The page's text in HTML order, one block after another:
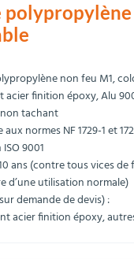
polypropylène
non feu M1,
acier finition époxy, Alu
tachant
normes NF 1729-1 et
9001
ans (contre tous vices
d’une utilisation normale)
demande de devis) :
acier finition époxy,